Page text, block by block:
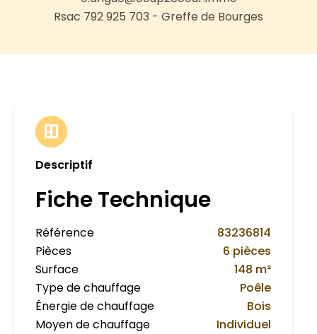
Rsac 792 925 703 - Greffe de Bourges
Descriptif
Fiche Technique
Référence
83236814
Pièces
6 pièces
Surface
148 m²
Type de chauffage
Poêle
Énergie de chauffage
Bois
Moyen de chauffage
Individuel